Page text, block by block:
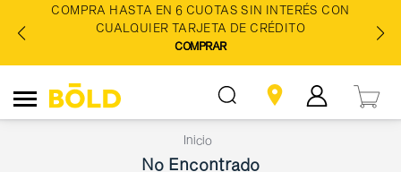
COMPRA HASTA EN 6 CUOTAS SIN INTERÉS CON
CUALQUIER TARJETA DE CRÉDITO
COMPRAR
Inicio
No Encontrado